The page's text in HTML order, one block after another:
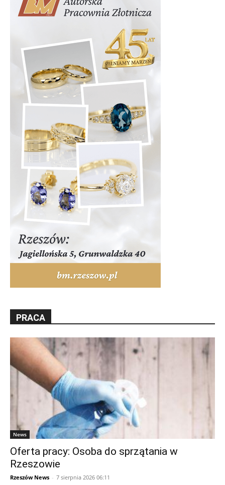
PRACA
News
Oferta pracy: Osoba do sprzątania w
Rzeszowie
Rzeszów News - 7 sierpnia 2026 06:11